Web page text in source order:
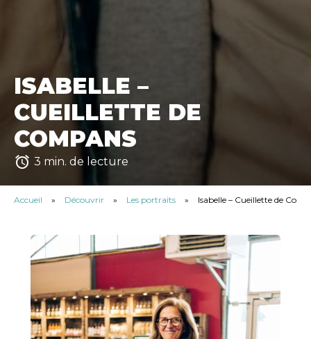
ISABELLE –
CUEILLETTE DE
COMPANS
access_alarm 3 min. de lecture
Accueil » Découvrir » Les portraits » Isabelle – Cueillette de